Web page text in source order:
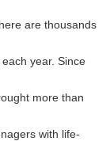
are thousands
year. Since
more than
with life-